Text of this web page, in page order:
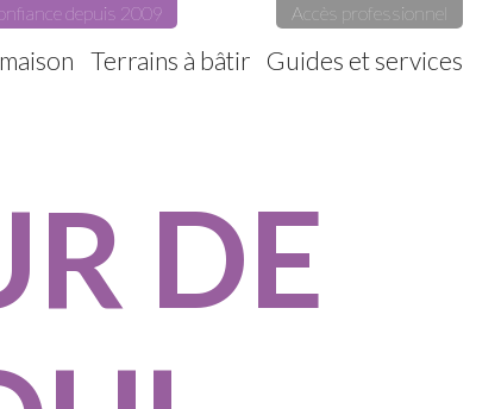
depuis 2009 Accès professionnel
Terrains à bâtir Guides et services
DE